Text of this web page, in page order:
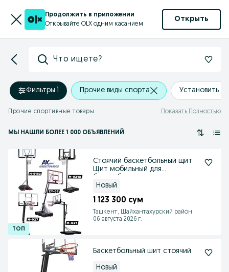
Продолжить в приложении
Открывайте OLX одним касанием
Открыть
Что ищете?
Фильтры·1 Прочие виды спорта Установить
Прочие спортивные товары Показать Полностью
МЫ НАШЛИ БОЛЕЕ 1 000 ОБЪЯВЛЕНИЙ
Стоячий баскетбольный щит
Щит мобильный для
Новый
1 123 300 сум
Ташкент, Шайхантахурский район
06 августа 2026 г.
Баскетбольный шит стоячий
Новый